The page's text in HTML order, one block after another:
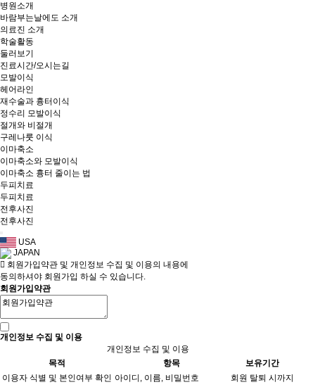
병원소개
바람부는날에도 소개
의료진 소개
학술활동
둘러보기
진료시간/오시는길
모발이식
헤어라인
재수술과 흉터이식
정수리 모발이식
절개와 비절개
구레나룻 이식
이마축소
이마축소와 모발이식
이마축소 흉터 줄이는 법
두피치료
두피치료
전후사진
전후사진
USA
JAPAN
회원가입약관 및 개인정보 수집 및 이용의 내용에
동의하셔야 회원가입 하실 수 있습니다.
회원가입약관
개인정보 수집 및 이용
개인정보 수집 및 이용
목적
항목
보유기간
이용자 식별 및 본인여부 확인 아이디, 이름, 비밀번호
회원 탈퇴 시까지